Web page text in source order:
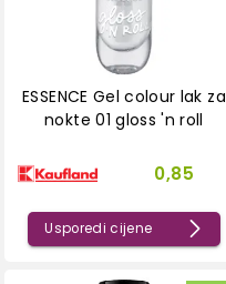
ESSENCE Gel colour lak za
nokte 01 gloss 'n roll
0,85
Usporedi cijene